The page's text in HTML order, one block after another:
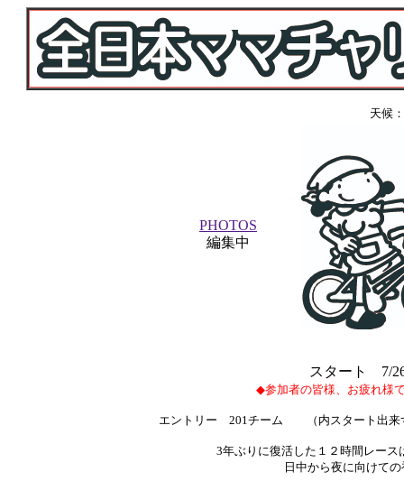
天候
PHOTOS
編集中
スタート 7/
◆参加者の皆様、お疲れ様
エントリー 201チーム （内スタート出
3年ぶりに復活した１２時間レー
日中から夜に向けて